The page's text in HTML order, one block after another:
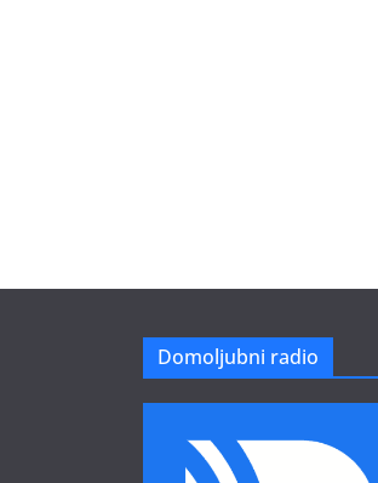
Domoljubni radio